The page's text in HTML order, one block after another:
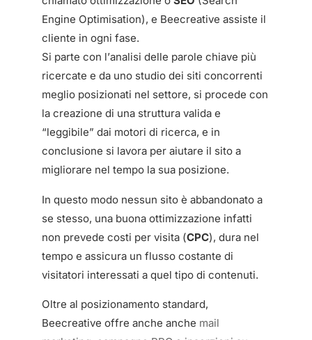
Engine Optimisation), e Beecreative assiste il
cliente in ogni fase.
Si parte con l’analisi delle parole chiave più
ricercate e da uno studio dei siti concorrenti
meglio posizionati nel settore, si procede con
la creazione di una struttura valida e
“leggibile” dai motori di ricerca, e in
conclusione si lavora per aiutare il sito a
migliorare nel tempo la sua posizione.
In questo modo nessun sito è abbandonato a
se stesso, una buona ottimizzazione infatti
non prevede costi per visita (CPC), dura nel
tempo e assicura un flusso costante di
visitatori interessati a quel tipo di contenuti.
Oltre al posizionamento standard,
Beecreative offre anche anche mail